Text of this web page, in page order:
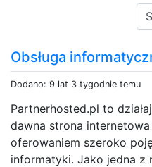
Obsługa
Dodano: 9 lat 3 tygodnie temu
Partnerhosted.pl to
dawna strona
oferowaniem szeroko
informatyki. Jako jedna z